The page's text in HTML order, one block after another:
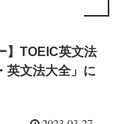
】TOEIC英文法
英文法大全」に